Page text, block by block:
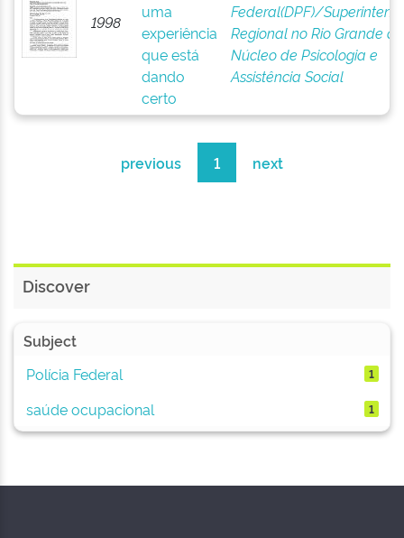
1998
uma
experiência
que está
dando
certo
Federal(DPF)/
Regional no Rio Grande
Núcleo de Psicologia e
Assistência Social
previous 1 next
Discover
Subject
Polícia Federal
1
saúde ocupacional 1